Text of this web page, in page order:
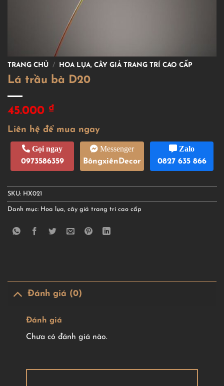
TRANG CHỦ / HOA LỤA, CÂY GIẢ TRANG TRÍ CAO CẤP
Lá trầu bà D20
45.000 ₫
Liên hệ để mua ngay
Gọi ngay
0973586359
Messenger
BôngxiênDecor
Zalo
0827 635 866
SKU: HX021
Danh mục: Hoa lụa, cây giả trang trí cao cấp
Đánh giá (0)
Đánh giá
Chưa có đánh giá nào.